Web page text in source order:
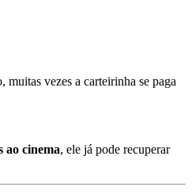
muitas vezes a carteirinha se paga
ao cinema, ele já pode recuperar